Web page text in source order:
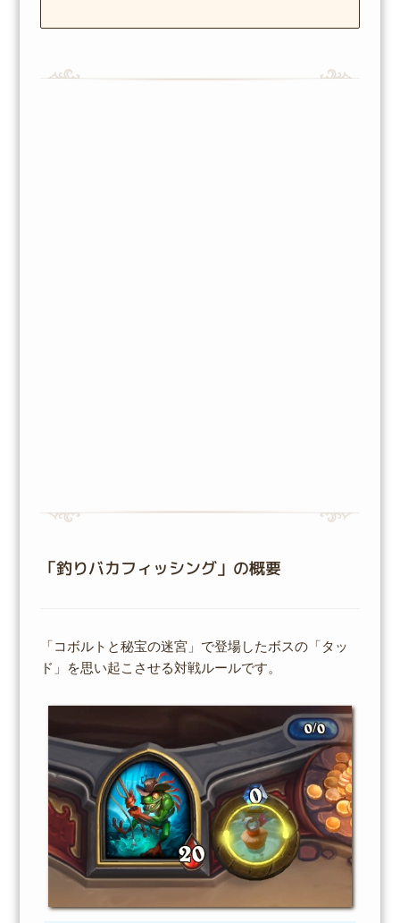
「釣りバカフィッシング」の概要
「コボルトと秘宝の迷宮」で登場したボスの「タッ
ド」を思い起こさせる対戦ルールです。